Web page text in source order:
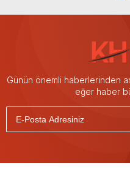
Günün önemli haberlerinden
eğer haber